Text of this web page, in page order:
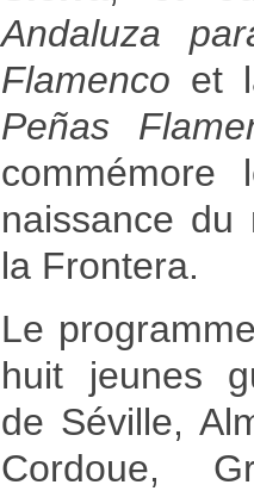
Andaluza
Flamenco et
Peñas
naissance
la Frontera.
Le
huit jeunes
de Séville,
Cordoue,